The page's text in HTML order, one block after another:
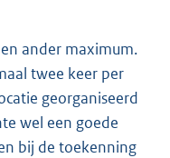
ander maximum.
twee keer per
georganiseerd
wel een goede
bij de toekenning